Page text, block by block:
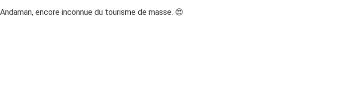
encore inconnue du tourisme de masse. 😍